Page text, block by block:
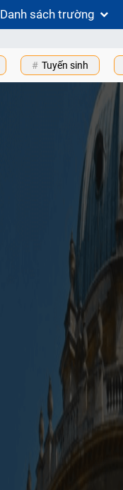
Danh sách trường
Tuyến sinh